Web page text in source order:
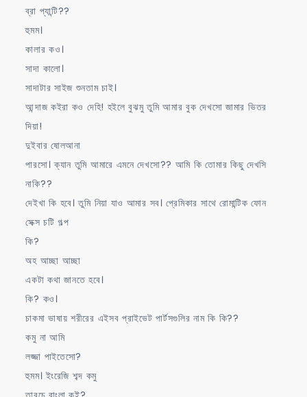
ব্রা প্যান্টি??
হুমম।
কালার কও।
সাদা কালো।
সাদাটার সাইজ শুনতাম চাই।
আন্দাজ কইরা কও দেহি! হইলে বুঝমু তুমি আমার বুক দেখসো জামার ভিতর
দিয়া!
দুইবার ষোলআনা
পারসো। ক্যান তুমি আমারে এমনে দেখসো?? আমি কি তোমার কিছু দেখসি
নাকি??
দেইখা কি হবে। তুমি নিয়া যাও আমার সব। প্রেমিকার সাথে রোমান্টিক ফোন
সেক্স চটি গল্প
কি?
অহ আচ্ছা আচ্ছা
একটা কথা জানতে হবে।
কি? কও।
চাকমা ভাষায় শরীরের এইসব প্রাইভেট পার্টসগুলির নাম কি কি??
কমু না আমি
লজ্জা পাইতেসো?
হুমম। ইংরেজি শব্দ কমু